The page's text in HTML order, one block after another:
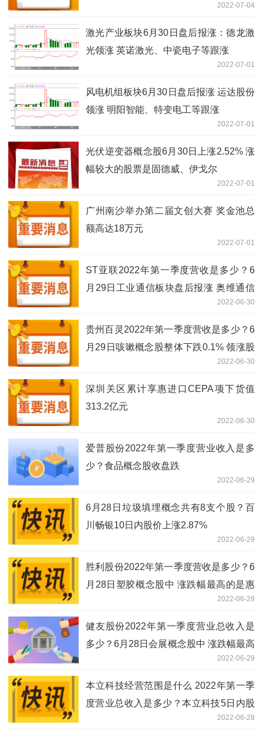
2022-07-04
激光产业板块6月30日盘后报涨：德龙激
光领涨 英诺激光、中瓷电子等跟涨
2022-07-01
风电机组板块6月30日盘后报涨 运达股份
领涨 明阳智能、特变电工等跟涨
2022-07-01
光伏逆变器概念股6月30日上涨2.52% 涨
幅较大的股票是固德威、伊戈尔
2022-07-01
广州南沙举办第二届文创大赛 奖金池总
额高达18万元
2022-07-01
ST亚联2022年第一季度营收是多少？6
月29日工业通信板块盘后报涨 奥维通信
2022-06-30
贵州百灵2022年第一季度营收是多少？6
月29日咳嗽概念股整体下跌0.1% 领涨股
2022-06-30
深圳关区累计享惠进口CEPA项下货值
313.2亿元
2022-06-30
爱普股份2022年第一季度营业收入是多
少？食品概念股收盘跌
2022-06-29
6月28日垃圾填埋概念共有8支个股？百
川畅银10日内股价上涨2.87%
2022-06-29
胜利股份2022年第一季度营收是多少？6
月28日塑胶概念股中 涨跌幅最高的是惠
2022-06-29
健友股份2022年第一季度营业总收入是
多少？6月28日会展概念股中 涨跌幅最高
2022-06-29
本立科技经营范围是什么 2022年第一季
度营业总收入是多少？本立科技5日内股
2022-06-28